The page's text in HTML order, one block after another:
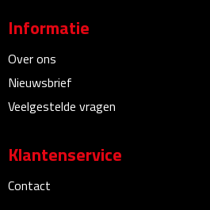
Auto onderhoud
Auto organizers
Auto telefoonhouders
IJskrabbers
Parkeerschijven
Informatie
Over ons
Nieuwsbrief
Veelgestelde vragen
Klantenservice
Contact